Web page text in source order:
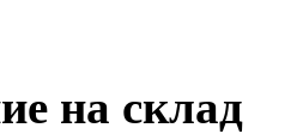
на склад